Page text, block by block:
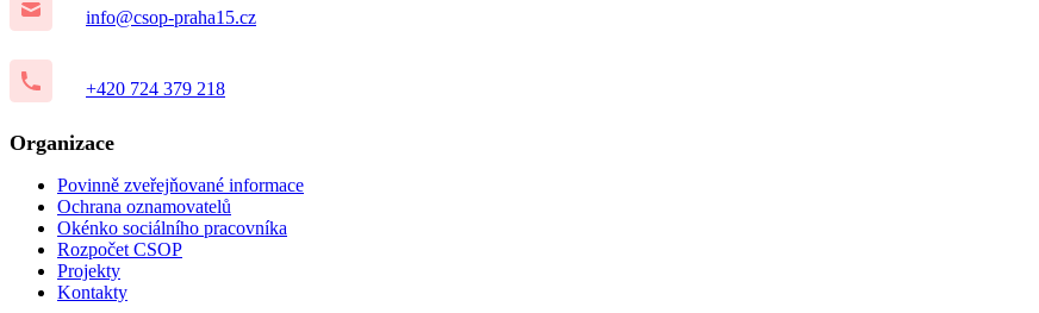
info@csop-praha15.cz
+420 724 379 218
Organizace
Povinně zveřejňované informace
Ochrana oznamovatelů
Okénko sociálního pracovníka
Rozpočet CSOP
Projekty
Kontakty